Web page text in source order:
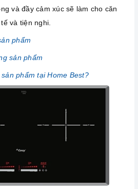
và đầy cảm xúc sẽ làm cho căn
và tiện nghi.
phẩm
sản phẩm
phẩm tại Home Best?